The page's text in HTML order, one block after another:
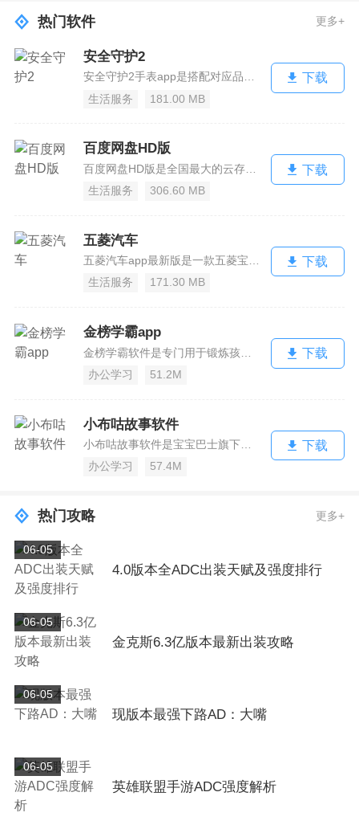
热门软件 更多+
安全守护2
生活服务
181.00 MB
下载
百度网盘HD版
生活服务
306.60 MB
下载
五菱汽车
生活服务
171.30 MB
下载
金榜学霸app
金榜学霸软件是专门用于锻炼孩子思维能力以及脑子开发的app，这款软件根据不同年龄段的孩子有不同的教育方法，教育模式，让小孩能够更聪明的长大，十分好用， 感兴趣快来800游戏安卓网下载金榜学霸app最新版介绍金榜学霸是一款专注全脑思维训练的学习系统,通过世界脑科学专家的系统设计,根据不同年龄段的大脑发...
办公学习
51.2M
下载
小布咕故事软件
小布咕故事软件是宝宝巴士旗下的，专为孩子们提供，不仅可以让孩子们了解一些寓言故事，还能从中学习到一些道理，更是可以培养自律的好习惯，宝妈们必备。介绍由宝宝巴士官方出品，品牌旗下最全最新的原创音频内容，全网热播的《安全警长啦咘啦哆》《猴子警长科学探案》故事，小布咕全都有。包含安抚哄睡、经典音乐、中英儿...
办公学习
57.4M
下载
热门攻略 更多+
06-05
4.0版本全ADC出装天赋及强度排行
06-05
金克斯6.3亿版本最新出装攻略
06-05
现版本最强下路AD：大嘴
06-05
英雄联盟手游ADC强度解析